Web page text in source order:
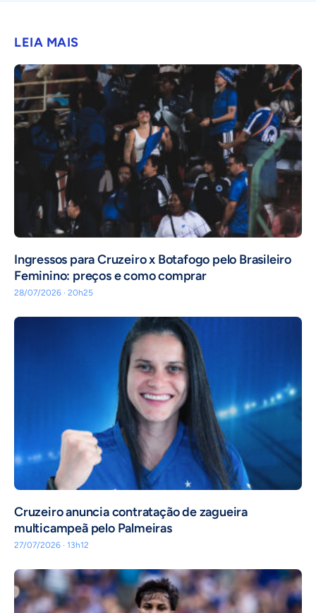
LEIA MAIS
Ingressos para Cruzeiro x Botafogo pelo Brasileiro
Feminino: preços e como comprar
28/07/2026 · 20h25
Cruzeiro anuncia contratação de zagueira
multicampeã pelo Palmeiras
27/07/2026 · 13h12